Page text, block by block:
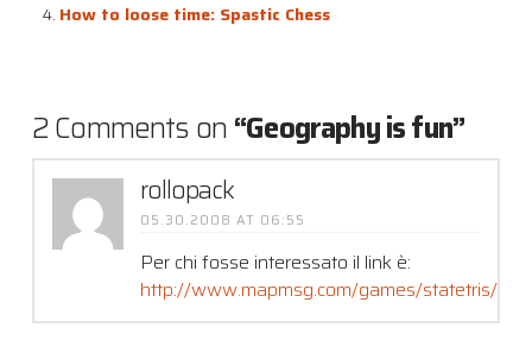
How to loose time: Spastic Chess
2 Comments on“Geography is fun”
rollopack
05.30.2008 AT 06:55
Per chi fosse interessato il link è:
http://www.mapmsg.com/games/statetris/